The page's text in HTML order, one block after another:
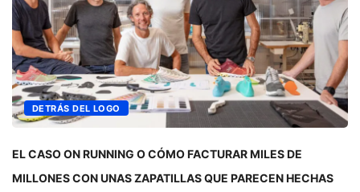
DETRÁS DEL LOGO
EL CASO ON RUNNING O CÓMO FACTURAR MILES DE
MILLONES CON UNAS ZAPATILLAS QUE PARECEN HECHAS